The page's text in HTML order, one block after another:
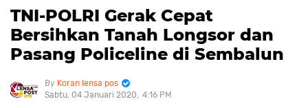
TNI-POLRI Gerak Cepat
Bersihkan Tanah Longsor dan
Pasang Policeline di Sembalun
Koran lensa pos
Sabtu, 04 Januari 2020
4:16 PM